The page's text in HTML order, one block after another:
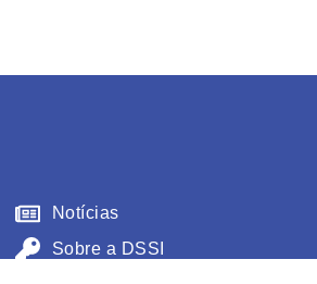
Notícias
Sobre a DSSI